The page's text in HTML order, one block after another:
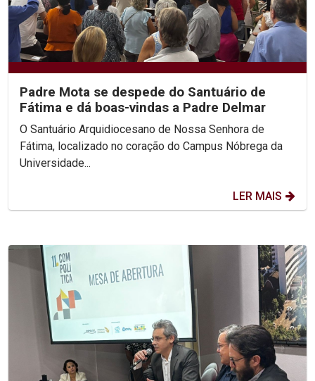
Padre Mota se despede do Santuário de
Fátima e dá boas-vindas a Padre Delmar
O Santuário Arquidiocesano de Nossa Senhora de
Fátima, localizado no coração do Campus Nóbrega da
Universidade...
LER MAIS